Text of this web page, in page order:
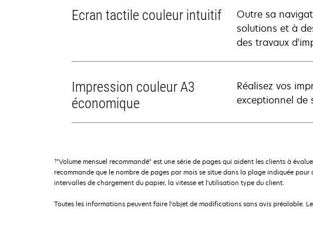
Ecran tactile couleur intuitif
Outre sa
solutions et à
des travaux
Impression couleur A3
économique
Réalisez vos
exceptionnel de
†"Volume mensuel recommandé" est une série de pages qui aident les clients à
recommande que le nombre de pages par mois se situe dans la plage indiquée
intervalles de chargement du papier, la vitesse et l'utilisation type du client.
Toutes les informations peuvent faire l'objet de modifications sans avis préalable.